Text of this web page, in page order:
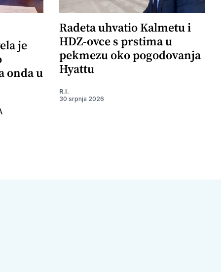
je
onda u
Radeta uhvatio Kalmetu i
HDZ-ovce s prstima u
pekmezu oko pogodovanja
Hyattu
R.I.
30 srpnja 2026